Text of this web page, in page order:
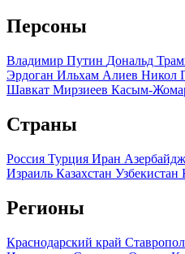
Персоны
Владимир Путин Дональд
Эрдоган Ильхам Алиев Никол
Шавкат Мирзиеев Касым-
Страны
Россия Турция Иран
Израиль Казахстан Узбекистан
Регионы
Краснодарский край